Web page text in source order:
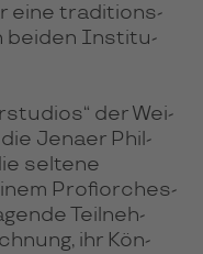
eine tra­di­tions­
bei­den Ins­ti­tu­
der Wei­
Jenaer Phil­
sel­tene
Pro­fi­or­ches­
Teil­neh­
ihr Kön­